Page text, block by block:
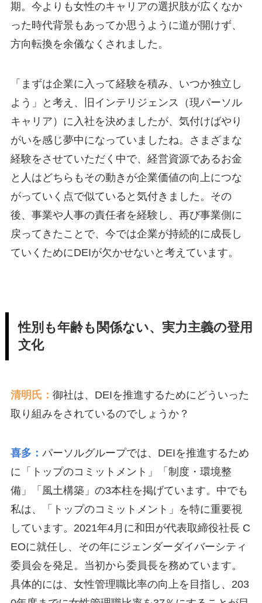
期。今よりも女性のキャリアの選択肢が広くなか
った時代背景もあってか思うように道が開けず、
方向転換を余儀なくされました。
「まずは企業に入って経験を積み、いつか独立し
よう」と考え、旧インテリジェンス（現パーソル
キャリア）に入社を決めましたが、気付けばやり
がいを感じ夢中になっていましたね。さまざまな
経験をさせていただく中で、経営資源であるお金
と人はどちらもその動きが企業価値の向上につな
がっていく点で似ていると気付きました。その
後、事業や人事の責任者を経験し、再び事業側に
戻ってきたことで、今では企業が持続的に成長し
ていくためにDEIが欠かせないと考えています。
性別も年齢も関係ない、実力主義の登用
文化
清明氏： 御社は、DEIを推進するためにどういった
取り組みをされているのでしょうか？
喜多： パーソルグループでは、DEIを推進するため
に「トップのコミットメント」「制度・環境整
備」「風土構築」の3本柱を掲げています。中でも
私は、「トップのコミットメント」を特に重要視
しています。2021年4月に和田が代表取締役社長 C
EOに就任し、その年にジェンダーダイバーシティ
委員会を発足。当初から委員長を務めています。
具体的には、女性管理職比率の向上を目指し、203